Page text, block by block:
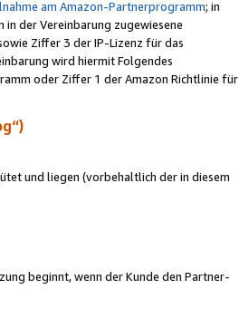
am Amazon-Partnerprogramm; in
der Vereinbarung zugewiesene
Ziffer 3 der IP-Lizenz für das
wird hiermit Folgendes
oder Ziffer 1 der Amazon Richtlinie für
und liegen (vorbehaltlich der in diesem
beginnt, wenn der Kunde den Partner-